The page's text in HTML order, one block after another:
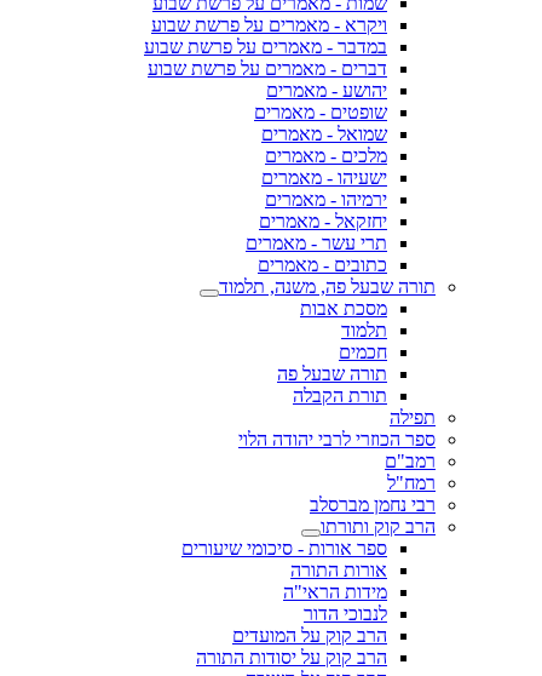
ויקרא - מאמרים על פרשת שבוע
במדבר - מאמרים על פרשת שבוע
דברים - מאמרים על פרשת שבוע
יהושע - מאמרים
שופטים - מאמרים
שמואל - מאמרים
מלכים - מאמרים
ישעיהו - מאמרים
ירמיהו - מאמרים
יחזקאל - מאמרים
תרי עשר - מאמרים
כתובים - מאמרים
תורה שבעל פה, משנה, תלמוד
מסכת אבות
תלמוד
חכמים
תורה שבעל פה
תורת הקבלה
תפילה
ספר הכוזרי לרבי יהודה הלוי
רמב"ם
רמח"ל
רבי נחמן מברסלב
הרב קוק ותורתו
ספר אורות - סיכומי שיעורים
אורות התורה
מידות הראי"ה
לנבוכי הדור
הרב קוק על המועדים
הרב קוק על יסודות התורה